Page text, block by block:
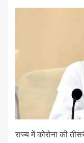
राज्य में कोरोना की